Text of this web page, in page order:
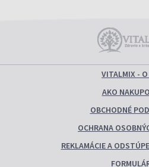
VITALMIX - O
AKO
OBCHODNÉ
OCHRANA
REKLAMÁCIE A